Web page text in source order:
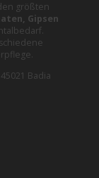
größten
Gipsen
Badia